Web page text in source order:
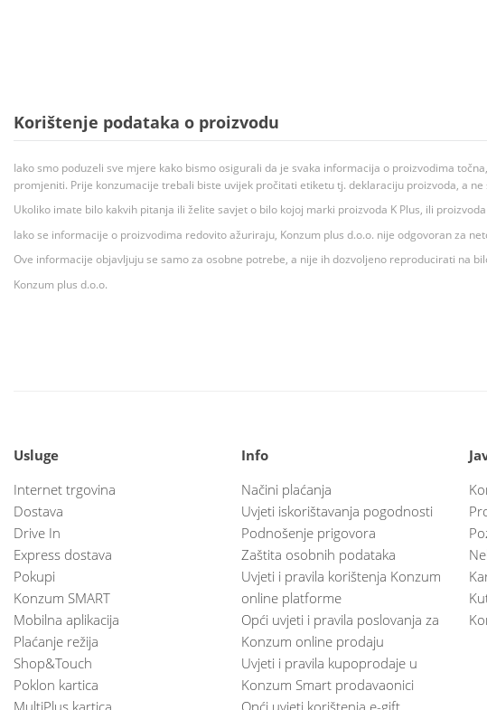
Korištenje podataka o proizvodu
Iako smo poduzeli sve mjere kako bismo osigurali da je svaka informacija o proizvodima
promjeniti. Prije konzumacije trebali biste uvijek pročitati etiketu tj. deklaraciju proizvoda, a
Ukoliko imate bilo kakvih pitanja ili želite savjet o bilo kojoj marki proizvoda K Plus, ili
Iako se informacije o proizvodima redovito ažuriraju, Konzum plus d.o.o. nije odgovoran za
Ove informacije objavljuju se samo za osobne potrebe, a nije ih dozvoljeno reproducirati na
Konzum plus d.o.o.
Usluge
Internet trgovina
Dostava
Drive In
Express dostava
Pokupi
Konzum SMART
Mobilna aplikacija
Plaćanje režija
Shop&Touch
Poklon kartica
MultiPlus kartica
Info
Načini plaćanja
Uvjeti iskorištavanja pogodnosti
Podnošenje prigovora
Zaštita osobnih podataka
Uvjeti i pravila korištenja Konzum
online platforme
Opći uvjeti i pravila poslovanja za
Konzum online prodaju
Uvjeti i pravila kupoprodaje u
Konzum Smart prodavaonici
Opći uvjeti korištenja e-gift